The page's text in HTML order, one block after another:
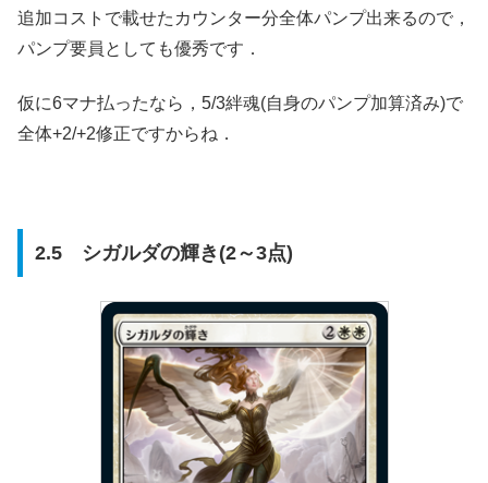
追加コストで載せたカウンター分全体パンプ出来るので，
パンプ要員としても優秀です．
仮に6マナ払ったなら，5/3絆魂(自身のパンプ加算済み)で
全体+2/+2修正ですからね．
2.5 シガルダの輝き(2～3点)